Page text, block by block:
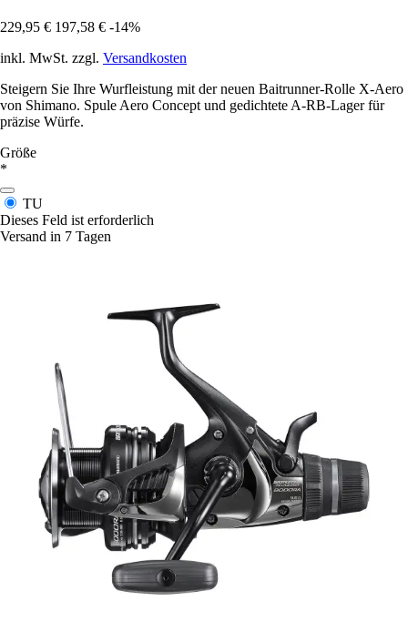
229,95 € 197,58 € -14%
inkl. MwSt. zzgl. Versandkosten
Steigern Sie Ihre Wurfleistung mit der neuen Baitrunner-Rolle X-Aero
von Shimano. Spule Aero Concept und gedichtete A-RB-Lager für
präzise Würfe.
Größe
*
TU
Dieses Feld ist erforderlich
Versand in 7 Tagen